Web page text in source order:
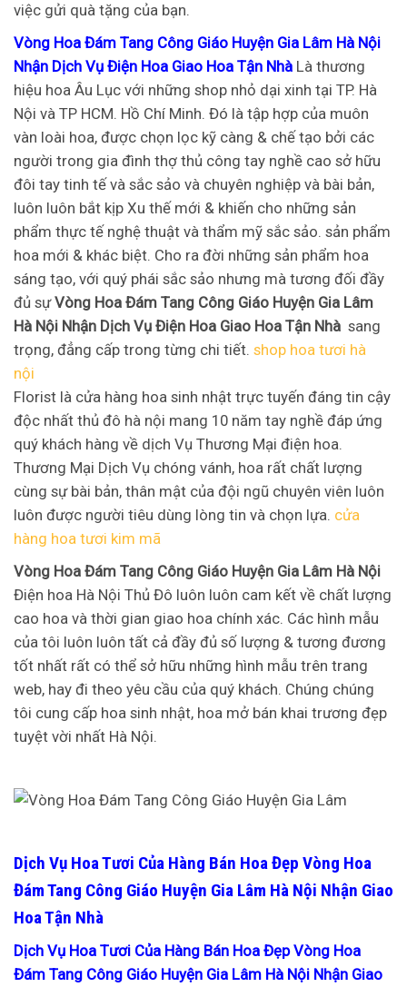
việc gửi quà tặng của bạn.
Vòng Hoa Đám Tang Công Giáo Huyện Gia Lâm Hà Nội
Nhận Dịch Vụ Điện Hoa Giao Hoa Tận Nhà Là thương
hiệu hoa Âu Lục với những shop nhỏ dại xinh tại TP. Hà
Nội và TP HCM. Hồ Chí Minh. Đó là tập hợp của muôn
vàn loài hoa, được chọn lọc kỹ càng & chế tạo bởi các
người trong gia đình thợ thủ công tay nghề cao sở hữu
đôi tay tinh tế và sắc sảo và chuyên nghiệp và bài bản,
luôn luôn bắt kịp Xu thế mới & khiến cho những sản
phẩm thực tế nghệ thuật và thẩm mỹ sắc sảo. sản phẩm
hoa mới & khác biệt. Cho ra đời những sản phẩm hoa
sáng tạo, với quý phái sắc sảo nhưng mà tương đối đầy
đủ sựVòng Hoa Đám Tang Công Giáo Huyện Gia Lâm
Hà Nội Nhận Dịch Vụ Điện Hoa Giao Hoa Tận Nhà sang
trọng, đẳng cấp trong từng chi tiết. shop hoa tươi hà
nội
Florist là cửa hàng hoa sinh nhật trực tuyến đáng tin cậy
độc nhất thủ đô hà nội mang 10 năm tay nghề đáp ứng
quý khách hàng về dịch Vụ Thương Mại điện hoa.
Thương Mại Dịch Vụ chóng vánh, hoa rất chất lượng
cùng sự bài bản, thân mật của đội ngũ chuyên viên luôn
luôn được người tiêu dùng lòng tin và chọn lựa. cửa
hàng hoa tươi kim mã
Vòng Hoa Đám Tang Công Giáo Huyện Gia Lâm Hà Nội
Điện hoa Hà Nội Thủ Đô luôn luôn cam kết về chất lượng
cao hoa và thời gian giao hoa chính xác. Các hình mẫu
của tôi luôn luôn tất cả đầy đủ số lượng & tương đương
tốt nhất rất có thể sở hữu những hình mẫu trên trang
web, hay đi theo yêu cầu của quý khách. Chúng chúng
tôi cung cấp hoa sinh nhật, hoa mở bán khai trương đẹp
tuyệt vời nhất Hà Nội.
Dịch Vụ Hoa Tươi Của Hàng Bán Hoa Đẹp Vòng Hoa
Đám Tang Công Giáo Huyện Gia Lâm Hà Nội Nhận Giao
Hoa Tận Nhà
Dịch Vụ Hoa Tươi Của Hàng Bán Hoa Đẹp Vòng Hoa
Đám Tang Công Giáo Huyện Gia Lâm Hà Nội Nhận Giao